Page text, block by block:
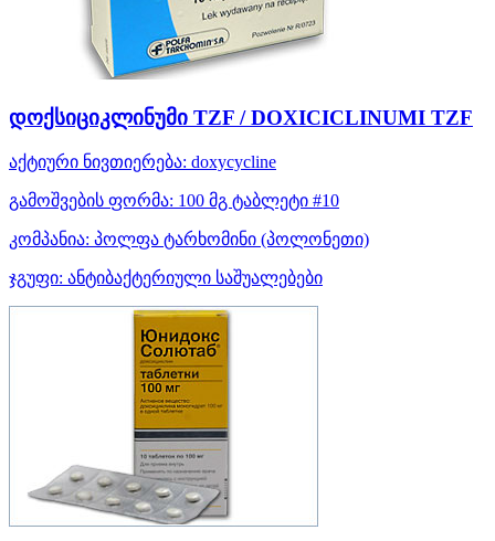
დოქსიციკლინუმი TZF / DOXICICLINUMI TZF
აქტიური ნივთიერება: doxycycline
გამოშვების ფორმა: 100 მგ ტაბლეტი #10
კომპანია: პოლფა ტარხომინი (პოლონეთი)
ჯგუფი: ანტიბაქტერიული საშუალებები